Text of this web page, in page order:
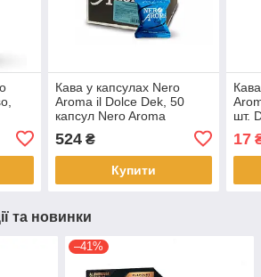
Кава у капсулах Nero
Aroma il Dolce Dek, 50
капсул Nero Aroma
524₴
Купити
шт.
17
та новинки
–41%